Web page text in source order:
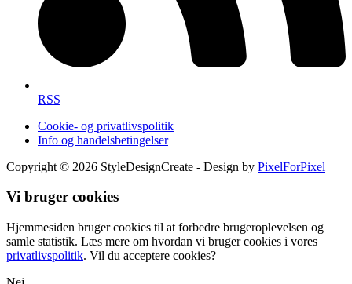
RSS
Cookie- og privatlivspolitik
Info og handelsbetingelser
Copyright © 2026 StyleDesignCreate - Design by PixelForPixel
Vi bruger cookies
Hjemmesiden bruger cookies til at forbedre brugeroplevelsen og
samle statistik. Læs mere om hvordan vi bruger cookies i vores
privatlivspolitik. Vil du acceptere cookies?